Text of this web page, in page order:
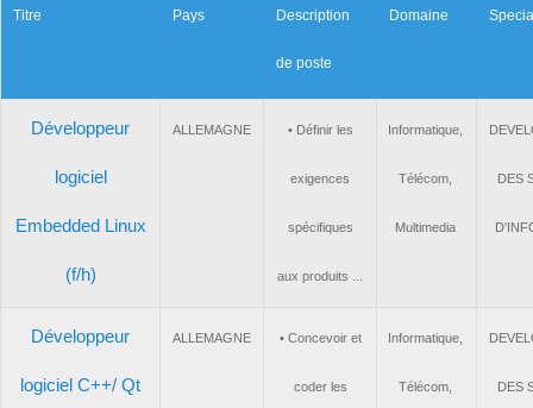
Titre Pays Description
de poste
Domaine
Développeur
logiciel
Embedded Linux
(f/h)
ALLEMAGNE • Définir les
exigences
spécifiques
aux produits ...
Informatique,
Télécom,
Multimedia
Développeur
logiciel C++/ Qt
ALLEMAGNE • Concevoir et
coder les
Informatique,
Télécom,